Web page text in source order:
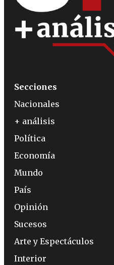
Secciones
Nacionales
+ análisis
Política
Economía
Mundo
País
Opinión
Sucesos
Arte y Espectáculos
Interior